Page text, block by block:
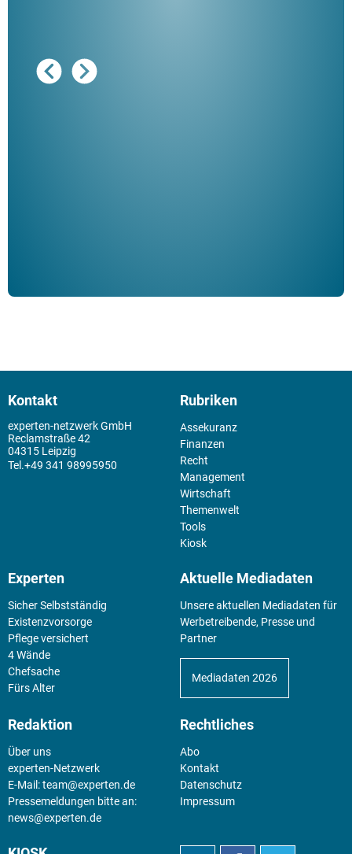
Kontakt
experten-netzwerk GmbH
Reclamstraße 42
04315 Leipzig
+49 341 98995950
Rubriken
Assekuranz
Finanzen
Recht
Management
Wirtschaft
Themenwelt
Tools
Kiosk
Experten
Sicher Selbstständig
Existenz­vorsorge
Pflege versichert
4 Wände
Chefsache
Fürs Alter
Aktuelle Mediadaten
Unsere aktuellen Mediadaten für
Werbetreibende, Presse und
Partner
Mediadaten 2026
Redaktion
Über uns
experten-Netzwerk
E-Mail:team@experten.de
Pressemeldungen bitte an:
news@experten.de
Rechtliches
Abo
Kontakt
Datenschutz
Impressum